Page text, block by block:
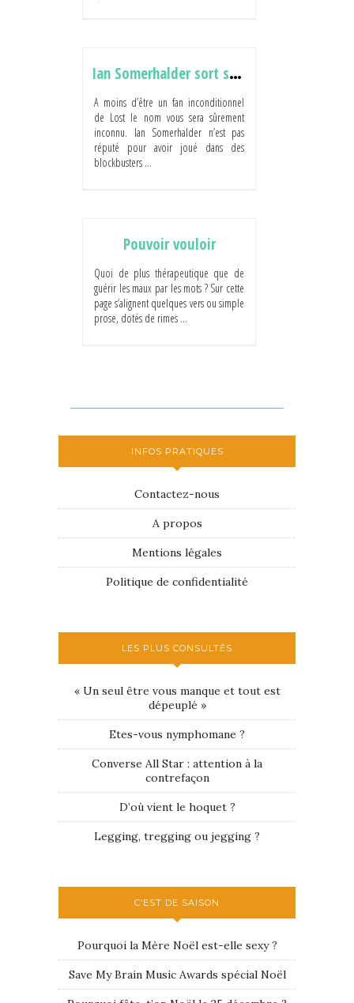
Ian Somerhalder sort ses crocs!
A moins d’être un fan inconditionnel
de Lost le nom vous sera sûrement
inconnu. Ian Somerhalder n’est pas
réputé pour avoir joué dans des
blockbusters ...
Pouvoir vouloir
Quoi de plus thérapeutique que de
guérir les maux par les mots ? Sur cette
page s’alignent quelques vers ou simple
prose, dotés de rimes ...
INFOS PRATIQUES
Contactez-nous
A propos
Mentions légales
Politique de confidentialité
LES PLUS CONSULTÉS
« Un seul être vous manque et tout est
dépeuplé »
Etes-vous nymphomane ?
Converse All Star : attention à la
contrefaçon
D’où vient le hoquet ?
Legging, tregging ou jegging ?
C’EST DE SAISON
Pourquoi la Mère Noël est-elle sexy ?
Save My Brain Music Awards spécial Noël